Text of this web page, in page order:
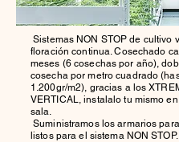
Sistemas NON STOP de cultivo
floración continua. Cosechado
meses (6 cosechas por año),
cosecha por metro cuadrado
1.200gr/m2), gracias a los
VERTICAL, instalalo tu mismo
sala.
Suministramos los armarios
listos para el sistema NON STOP.